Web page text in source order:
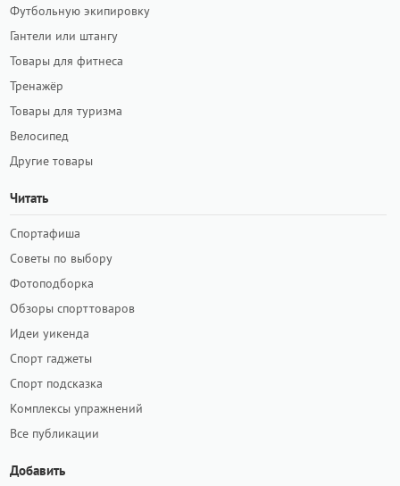
Футбольную экипировку
Гантели или штангу
Товары для фитнеса
Тренажёр
Товары для туризма
Велосипед
Другие товары
Читать
Спортафиша
Советы по выбору
Фотоподборка
Обзоры спорттоваров
Идеи уикенда
Спорт гаджеты
Спорт подсказка
Комплексы упражнений
Все публикации
Добавить